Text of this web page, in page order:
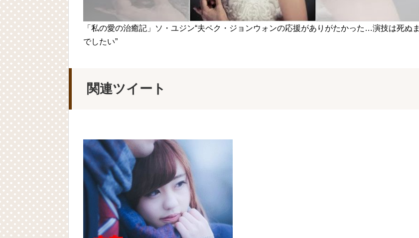
「私の愛の治癒記」ソ・ユジン“夫ペク・ジョンウォンの応援がありがたかった…演技は死ぬま
でしたい”
関連ツイート